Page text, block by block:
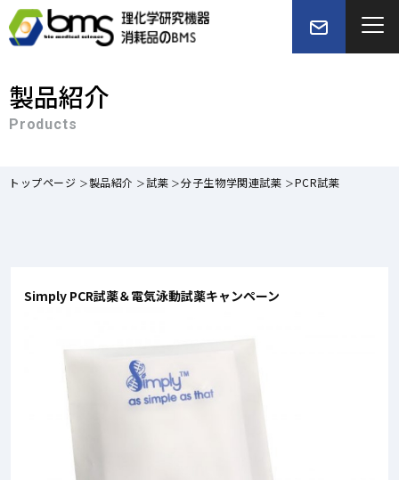
製品紹介
Products
トップページ 製品紹介 試薬 分子生物学関連試薬 PCR試薬
Simply PCR試薬＆電気泳動試薬キャンペーン